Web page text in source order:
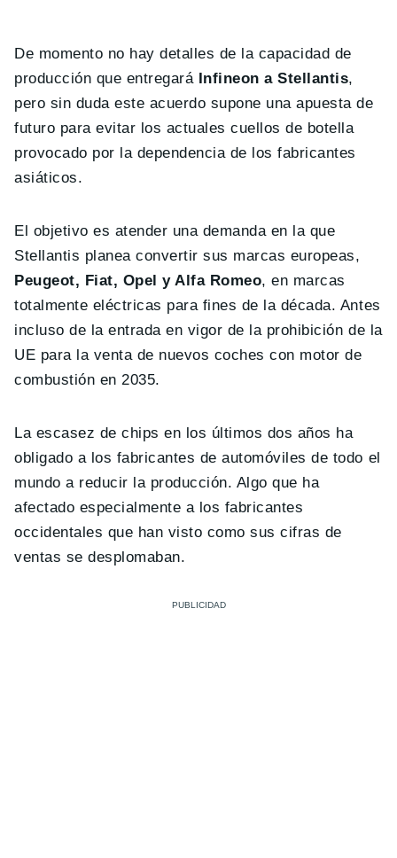
De momento no hay detalles de la capacidad de
producción que entregaráInfineon a Stellantis,
pero sin duda este acuerdo supone una apuesta de
futuro para evitar los actuales cuellos de botella
provocado por la dependencia de los fabricantes
asiáticos.
El objetivo es atender una demanda en la que
Stellantis planea convertir sus marcas europeas,
Peugeot, Fiat, Opel y Alfa Romeo, en marcas
totalmente eléctricas para fines de la década. Antes
incluso de la entrada en vigor de la prohibición de la
UE para la venta de nuevos coches con motor de
combustión en 2035.
La escasez de chips en los últimos dos años ha
obligado a los fabricantes de automóviles de todo el
mundo a reducir la producción. Algo que ha
afectado especialmente a los fabricantes
occidentales que han visto como sus cifras de
ventas se desplomaban.